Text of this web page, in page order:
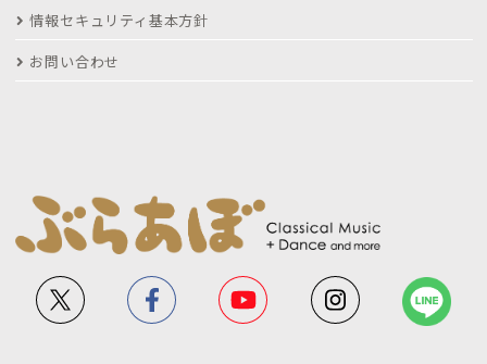
情報セキュリティ基本方針
お問い合わせ